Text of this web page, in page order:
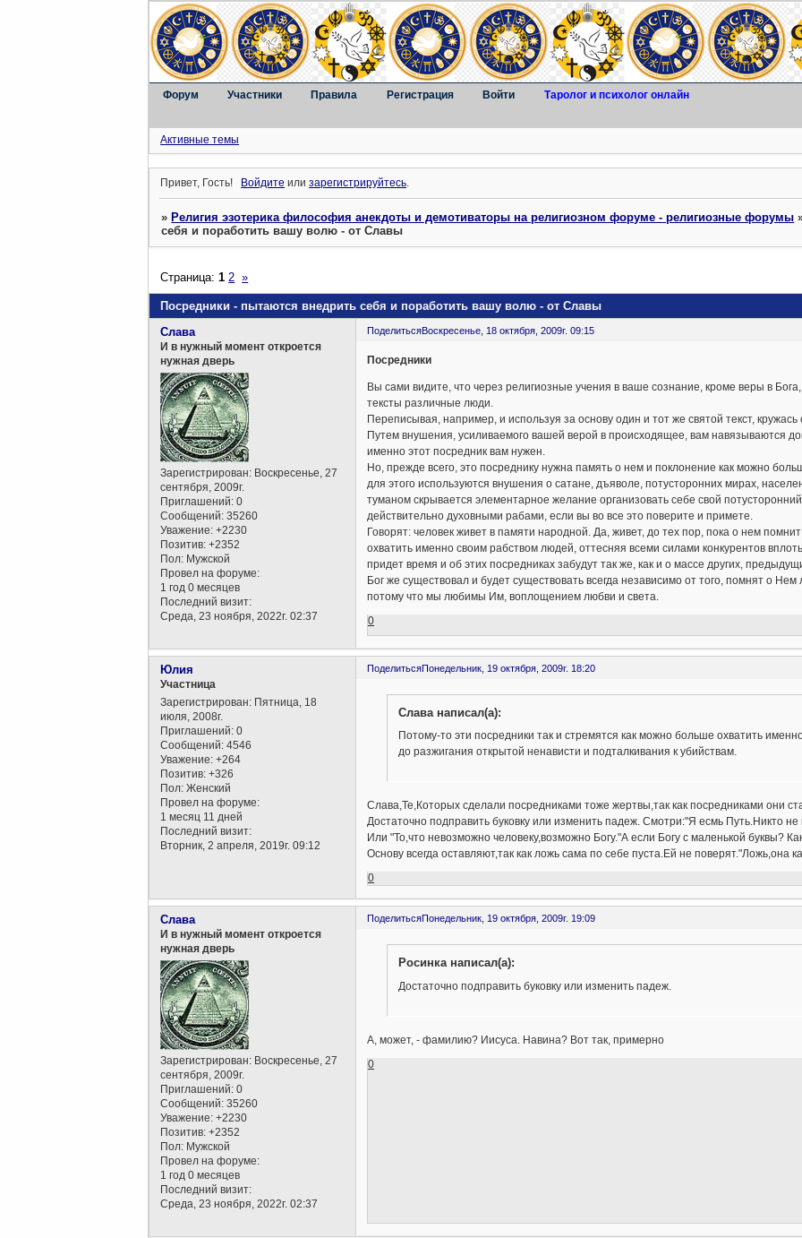
Форум Участники Правила Регистрация Войти Таролог и психолог онлайн
Активные темы
Привет, Гость! Войдите илизарегистрируйтесь.
»Религия эзотерика философия анекдоты и демотиваторы на религиозном форуме - религиозные форумы
себя и поработить вашу волю - от Славы
Посредники - пытаются внедрить себя и поработить вашу волю - от Славы
Страница:1 2 »
ПоделитьсяВоскресенье, 18 октября, 2009г. 09:15
Слава
И в нужный момент откроется
нужная дверь
Зарегистрирован: Воскресенье, 27
сентября, 2009г.
Приглашений: 0
Сообщений: 35260
Уважение: +2230
Позитив: +2352
Пол: Мужской
Провел на форуме:
1 год 0 месяцев
Последний визит:
Среда, 23 ноября, 2022г. 02:37
Посредники
Вы сами видите, что через религиозные учения в ваше сознание, кроме веры в
тексты различные люди.
Переписывая, например, и используя за основу один и тот же святой текст,
Путем внушения, усиливаемого вашей верой в происходящее, вам навязываются
именно этот посредник вам нужен.
Но, прежде всего, это посреднику нужна память о нем и поклонение как можно
для этого используются внушения о сатане, дъяволе, потусторонних мирах,
туманом скрывается элементарное желание организовать себе свой
действительно духовными рабами, если вы во все это поверите и примете.
Говорят: человек живет в памяти народной. Да, живет, до тех пор, пока о нем
охватить именно своим рабством людей, оттесняя всеми силами конкурентов
придет время и об этих посредниках забудут так же, как и о массе других,
Бог же существовал и будет существовать всегда независимо от того, помнят о
потому что мы любимы Им, воплощением любви и света.
0
ПоделитьсяПонедельник, 19 октября, 2009г. 18:20
Юлия
Участница
Зарегистрирован: Пятница, 18
июля, 2008г.
Приглашений: 0
Сообщений: 4546
Уважение: +264
Позитив: +326
Пол: Женский
Провел на форуме:
1 месяц 11 дней
Последний визит:
Вторник, 2 апреля, 2019г. 09:12
Слава написал(а):
Потому-то эти посредники так и стремятся как можно больше охватить
до разжигания открытой ненависти и подталкивания к убийствам.
Слава,Те,Которых сделали посредниками тоже жертвы,так как посредниками они
Достаточно подправить буковку или изменить падеж. Смотри:"Я есмь Путь.Никто
Или "То,что невозможно человеку,возможно Богу."А если Богу с маленькой буквы?
Основу всегда оставляют,так как ложь сама по себе пуста.Ей не поверят."Ложь,она
0
ПоделитьсяПонедельник, 19 октября, 2009г. 19:09
Слава
И в нужный момент откроется
нужная дверь
Зарегистрирован: Воскресенье, 27
сентября, 2009г.
Приглашений: 0
Сообщений: 35260
Уважение: +2230
Позитив: +2352
Пол: Мужской
Провел на форуме:
1 год 0 месяцев
Последний визит:
Среда, 23 ноября, 2022г. 02:37
Росинка написал(а):
Достаточно подправить буковку или изменить падеж.
А, может, - фамилию? Иисуса. Навина? Вот так, примерно
0